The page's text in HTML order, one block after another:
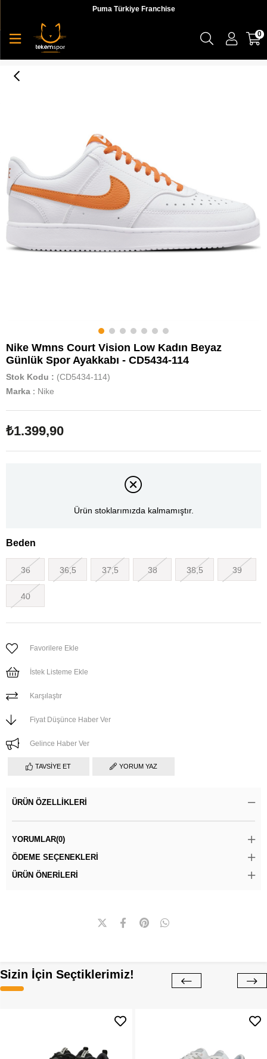
Puma Türkiye Franchise
0
Nike Wmns Court Vision Low Kadın Beyaz
Günlük Spor Ayakkabı - CD5434-114
Stok Kodu
(CD5434-114)
Marka : Nike
₺1.399,90
Ürün stoklarımızda kalmamıştır.
Beden
36 36,5 37,5 38 38,5 39
40
Favorilere Ekle
İstek Listeme Ekle
Karşılaştır
Fiyat Düşünce Haber Ver
Gelince Haber Ver
TAVSIYE ET YORUM YAZ
ÜRÜN ÖZELLIKLERI
YORUMLAR(0)
ÖDEME SEÇENEKLERI
ÜRÜN ÖNERILERI
Sizin İçin Seçtiklerimiz!